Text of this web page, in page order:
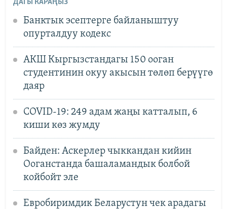
ДАГЫ КАРАҢЫЗ
Банктык эсептерге байланыштуу
опурталдуу кодекс
АКШ Кыргызстандагы 150 ооган
студентинин окуу акысын төлөп берүүгө
даяр
COVID-19: 249 адам жаңы катталып, 6
киши көз жумду
Байден: Аскерлер чыккандан кийин
Ооганстанда башаламандык болбой
койбойт эле
Евробиримдик Беларустун чек арадагы